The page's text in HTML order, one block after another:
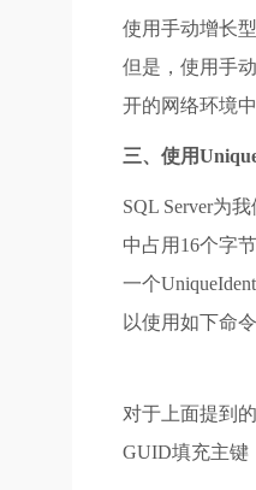
使用手动增长
但是，使用手
开的网络环境
三、使用
SQL Server为
中占用16个字
一个
以使用如下命
对于上面提到
GUID填充主键